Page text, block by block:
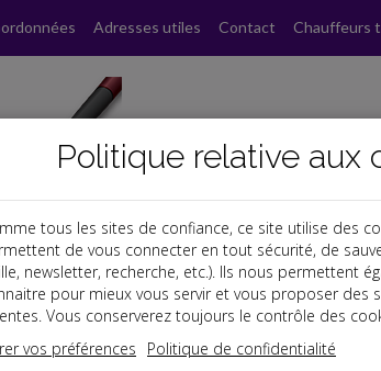
Adresses utiles Contact
Politique relative aux
tous les sites de confiance, ce site utilise des
de vous connecter en tout sécurité, de
newsletter, recherche, etc.). Ils nous permettent
pour mieux vous servir et vous proposer des
Vous conserverez toujours le contrôle des
vos préférences
Politique de confidentialité